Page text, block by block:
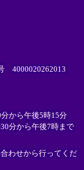
4000020262013
から午後5時15分
分から午後7時まで
わせから行ってくだ